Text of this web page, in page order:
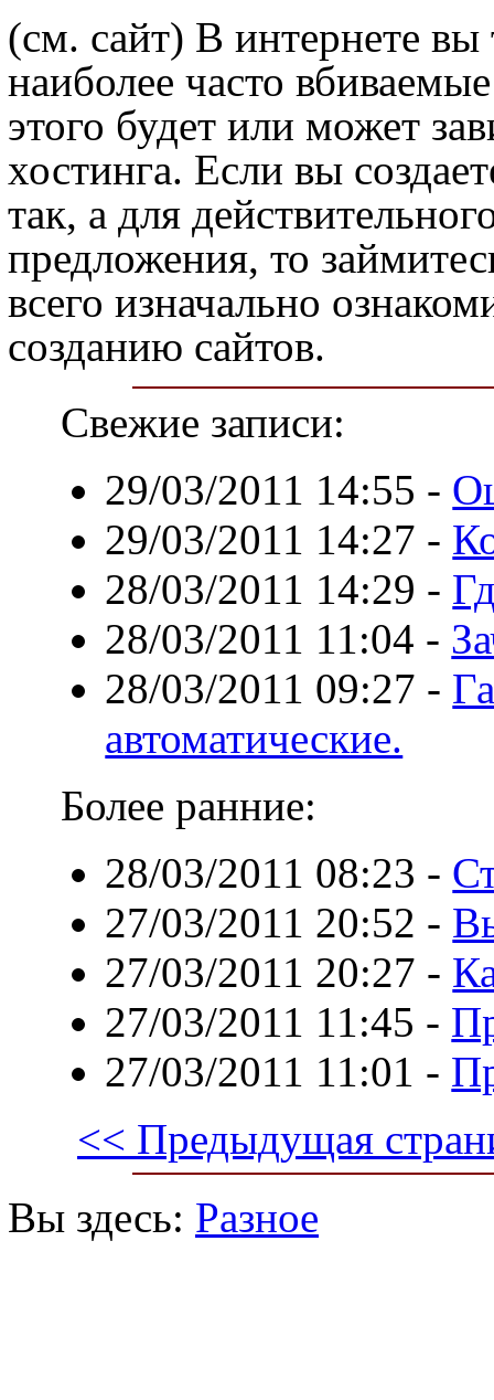
(см. сайт) В интернете
наиболее часто
этого будет или может
хостинга. Если вы
так, а для
предложения, то
всего изначально
созданию сайтов.
Свежие записи:
29/03/2011 14:55 -
29/03/2011 14:27 -
28/03/2011 14:29 -
28/03/2011 11:04 -
28/03/2011 09:27 -
автоматические.
Более ранние:
28/03/2011 08:23 -
27/03/2011 20:52 -
27/03/2011 20:27 -
27/03/2011 11:45 -
27/03/2011 11:01 -
<< Предыдущая
Вы здесь: Разное